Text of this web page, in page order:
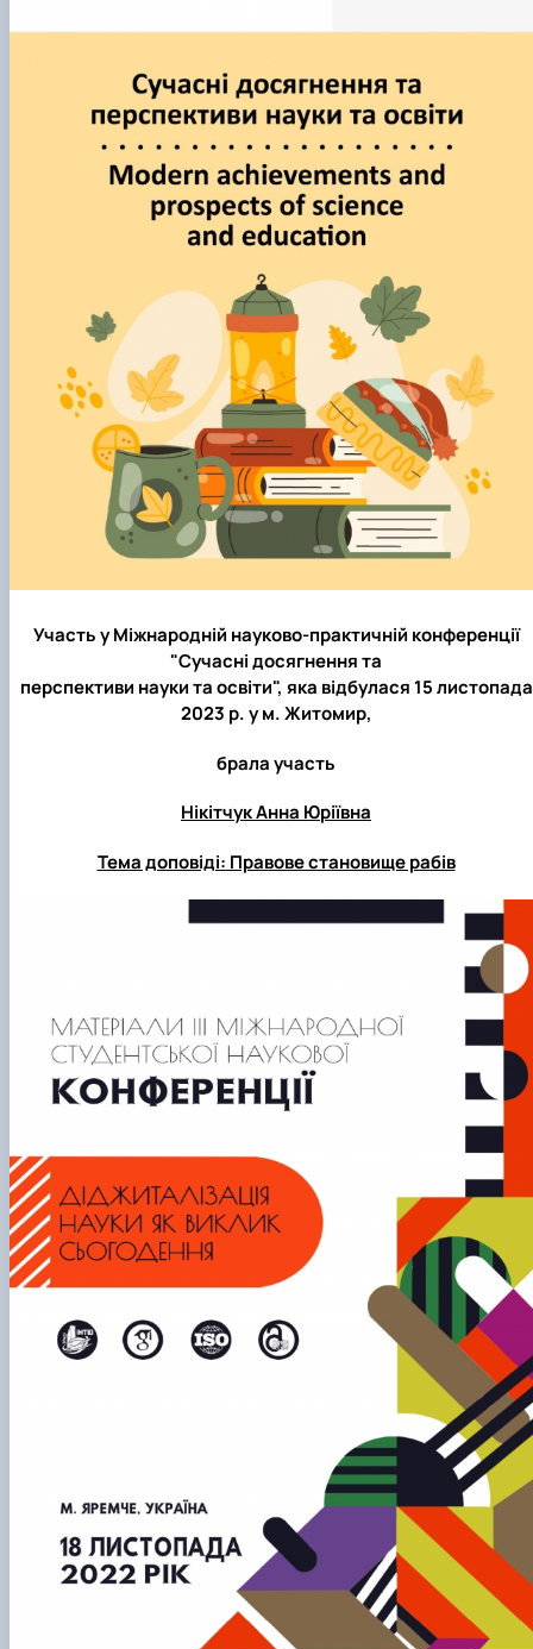
Участь у Міжнародній науково-практичній конференції
"Сучасні досягнення та
перспективи науки та освіти", яка відбулася 15 листопада
2023 р. у м. Житомир,
брала участь
Нікітчук Анна Юріївна
Тема доповіді: Правове становище рабів